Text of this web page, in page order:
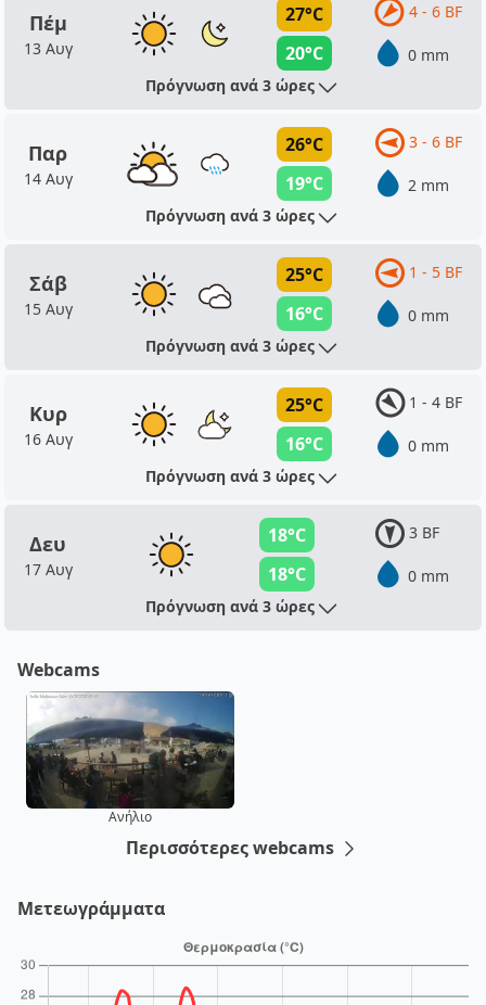
Πέμ
13 Αυγ
27°C
20°C
4 - 6 BF
0 mm
Πρόγνωση ανά 3 ώρες
Παρ
14 Αυγ
26°C
19°C
3 - 6 BF
2 mm
Πρόγνωση ανά 3 ώρες
Σάβ
15 Αυγ
25°C
16°C
1 - 5 BF
0 mm
Πρόγνωση ανά 3 ώρες
Κυρ
16 Αυγ
25°C
16°C
1 - 4 BF
0 mm
Πρόγνωση ανά 3 ώρες
Δευ
17 Αυγ
18°C
18°C
3 BF
0 mm
Πρόγνωση ανά 3 ώρες
Webcams
Ανήλιο
Περισσότερες webcams
Μετεωγράμματα